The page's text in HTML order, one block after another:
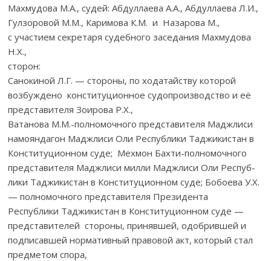
Махмудова М.А., судей: Абдуллаева А.А., Абдуллаева Л.И.,
Гулзоровой М.М., Каримова К.М. и Назарова М.,
с участием секретаря судебного заседания Махмудова
Н.Х.,
сторон:
Санокиной Л.Г. — стороны, по ходатайству которой
возбуждено конституционное судопроизводство и её
представителя Зоирова Р.Х.,
Ватанова М.М.-полномочного представителя Маджлиси
намояндагон Маджлиси Оли Республики Таджикистан в
Конституционном суде; Мехмон Бахти-полномочного
представителя Маджлиси милли Маджлиси Оли Респуб-
лики Таджикистан в Конституционном суде; Бобоева У.Х.
— полномочного представителя Президента
Республики Таджикистан в Конституционном суде —
представителей стороны, принявшей, одобрившей и
подписавшей нормативный правовой акт, который стал
предметом спора,